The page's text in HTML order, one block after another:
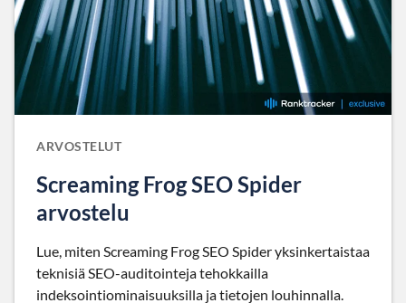
ARVOSTELUT
Screaming Frog SEO Spider
arvostelu
Lue, miten Screaming Frog SEO Spider yksinkertaistaa
teknisiä SEO-auditointeja tehokkailla
indeksointiominaisuuksilla ja tietojen louhinnalla.